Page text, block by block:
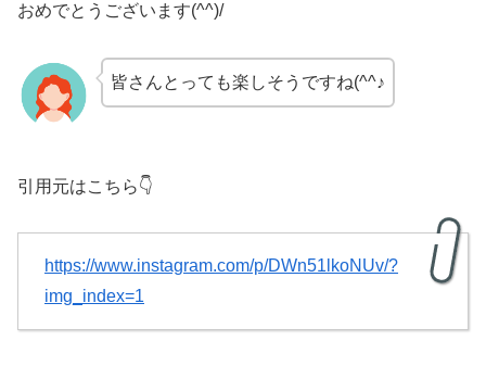
おめでとうございます(^^)/
皆さんとっても楽しそうですね(^^♪
引用元はこちら👇
https://www.instagram.com/p/DWn51lkoNUv/?
img_index=1